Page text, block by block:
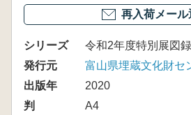
再入荷メール
シリーズ
令和2年度特別展図録
発行元
富山県埋蔵文化財セ
出版年
2020
判
A4